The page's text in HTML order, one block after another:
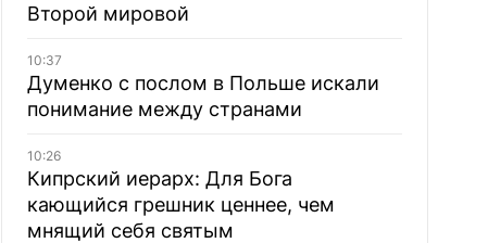
Второй мировой
10:37
Думенко с послом в Польше искали
понимание между странами
10:26
Кипрский иерарх: Для Бога
кающийся грешник ценнее, чем
мнящий себя святым